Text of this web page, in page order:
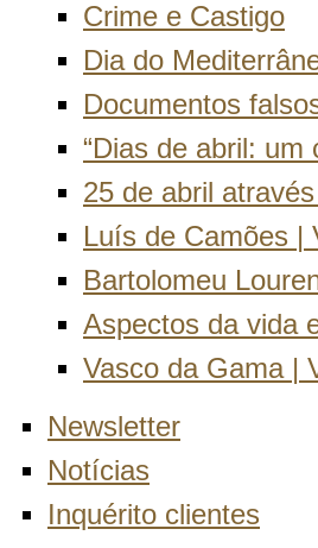
Crime e Castigo
Dia do
Documentos
“Dias de abril: um
25 de abril
Luís de Camões |
Bartolomeu
Aspectos da vida
Vasco da Gama |
Newsletter
Notícias
Inquérito clientes